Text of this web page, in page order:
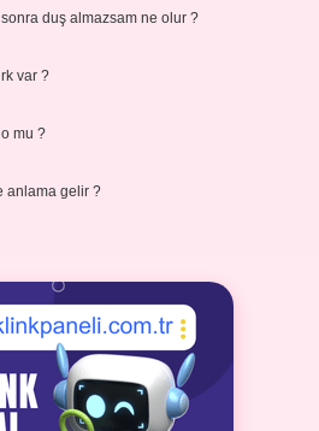
duş almazsam ne olur ?
var ?
mu ?
anlama gelir ?